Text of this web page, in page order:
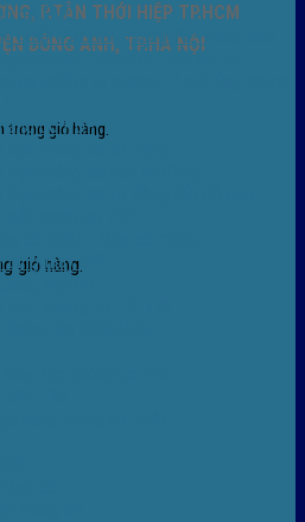
P.TÂN THỚI HIỆP TP.HCM
ĐÔNG ANH, TP.HÀ NỘI
trong giỏ hàng.
giỏ hàng.
co PVC
quấn PALLET- màng PE- màng chit
skinpack - skinfilm - hút sát da
co POF
tùng thay thế